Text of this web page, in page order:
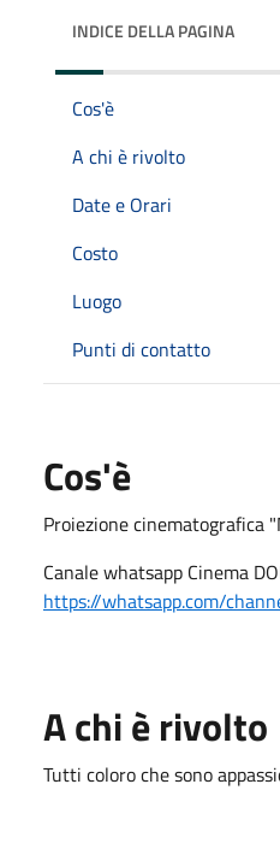
INDICE DELLA PAGINA
Cos'è
A chi è rivolto
Date e Orari
Costo
Luogo
Punti di contatto
Cos'è
Proiezione cinematografica
Canale whatsapp Cinema
https://whatsapp.com/
A chi è rivolto
Tutti coloro che sono